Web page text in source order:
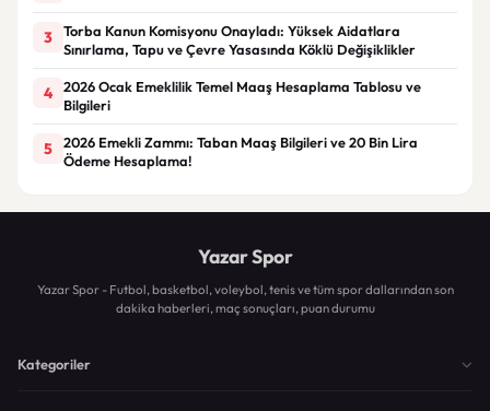
3
Torba Kanun Komisyonu Onayladı: Yüksek Aidatlara
Sınırlama, Tapu ve Çevre Yasasında Köklü Değişiklikler
4
2026 Ocak Emeklilik Temel Maaş Hesaplama Tablosu ve
Bilgileri
5
2026 Emekli Zammı: Taban Maaş Bilgileri ve 20 Bin Lira
Ödeme Hesaplama!
Yazar Spor
Yazar Spor - Futbol, basketbol, voleybol, tenis ve tüm spor dallarından son
dakika haberleri, maç sonuçları, puan durumu
Kategoriler